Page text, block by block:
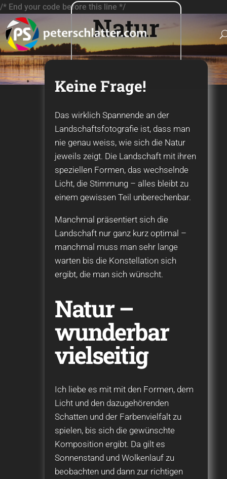
/* End your code before this line */
Natur
Keine Frage!
Das wirklich Spannende an der
Landschaftsfotografie ist, dass man
nie genau weiss, wie sich die Natur
jeweils zeigt. Die Landschaft mit ihren
speziellen Formen, das wechselnde
Licht, die Stimmung – alles bleibt zu
einem gewissen Teil unberechenbar.
Manchmal präsentiert sich die
Landschaft nur ganz kurz optimal –
manchmal muss man sehr lange
warten bis die Konstellation sich
ergibt, die man sich wünscht.
Natur –
wunderbar
vielseitig
Ich liebe es mit mit den Formen, dem
Licht und den dazugehörenden
Schatten und der Farbenvielfalt zu
spielen, bis sich die gewünschte
Komposition ergibt. Da gilt es
Sonnenstand und Wolkenlauf zu
beobachten und dann zur richtigen